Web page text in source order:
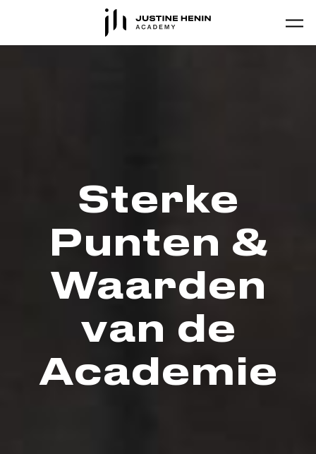
Skip to main content
Sterke
Punten &
Waarden
van de
Academie